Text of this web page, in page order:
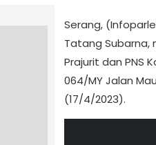
Serang,
Tatang Subarna,
Prajurit dan PNS
064/MY Jalan
(17/4/2023).